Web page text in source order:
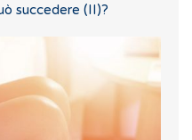
succedere (II)?